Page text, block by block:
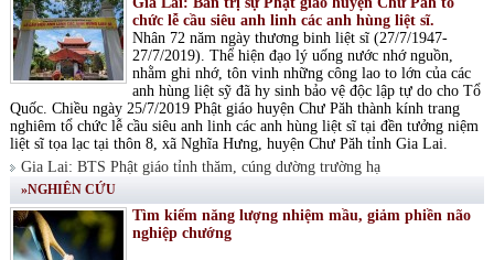
chức lễ cầu siêu anh linh các anh hùng liệt sĩ.
Nhân 72 năm ngày thương binh liệt sĩ (27/7/1947-
27/7/2019). Thể hiện đạo lý uống nước nhớ nguồn,
nhằm ghi nhớ, tôn vinh những công lao to lớn của các
anh hùng liệt sỹ đã hy sinh bảo vệ độc lập tự do cho Tổ
Quốc. Chiều ngày 25/7/2019 Phật giáo huyện Chư Păh thành kính trang
nghiêm tổ chức lễ cầu siêu anh linh các anh hùng liệt sĩ tại đền tưởng niệm
liệt sĩ tọa lạc tại thôn 8, xã Nghĩa Hưng, huyện Chư Păh tỉnh Gia Lai.
Gia Lai: BTS Phật giáo tỉnh thăm, cúng dường trường hạ
»NGHIÊN CỨU
Tìm kiếm năng lượng nhiệm mầu, giảm phiền não
nghiệp chướng